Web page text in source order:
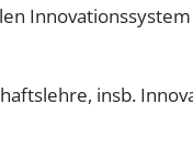
insb.